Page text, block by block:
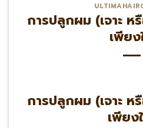
การปลูกผม (เจาะ
เพียง
การปลูกผม (เจาะ
เพียง